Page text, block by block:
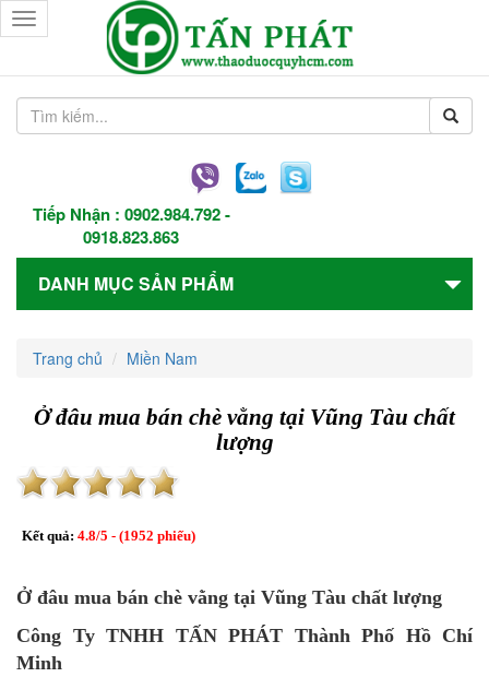
Tiếp Nhận : 0902.984.792-
0918.823.863
Toggle
navigation
DANH MỤC SẢN PHẨM
Trang chủ Miền Nam
Ở đâu mua bán chè vằng tại Vũng Tàu chất
lượng
Kết quả: 4.8/5 - (1952 phiếu)
Ở đâu mua bán chè vằng tại Vũng Tàu chất lượng
Công Ty TNHH TẤN PHÁT Thành Phố Hồ Chí
Minh